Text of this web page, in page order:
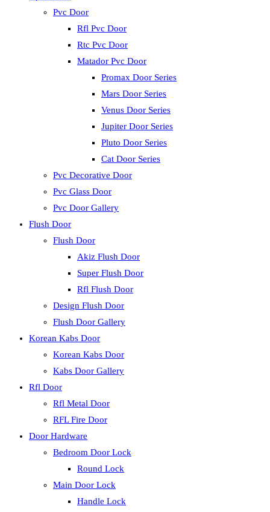
Pvc Door
Rfl Pvc Door
Rtc Pvc Door
Matador Pvc Door
Promax Door Series
Mars Door Series
Venus Door Series
Jupiter Door Series
Pluto Door Series
Cat Door Series
Pvc Decorative Door
Pvc Glass Door
Pvc Door Gallery
Flush Door
Flush Door
Akiz Flush Door
Super Flush Door
Rfl Flush Door
Design Flush Door
Flush Door Gallery
Korean Kabs Door
Korean Kabs Door
Kabs Door Gallery
Rfl Door
Rfl Metal Door
RFL Fire Door
Door Hardware
Bedroom Door Lock
Round Lock
Main Door Lock
Handle Lock